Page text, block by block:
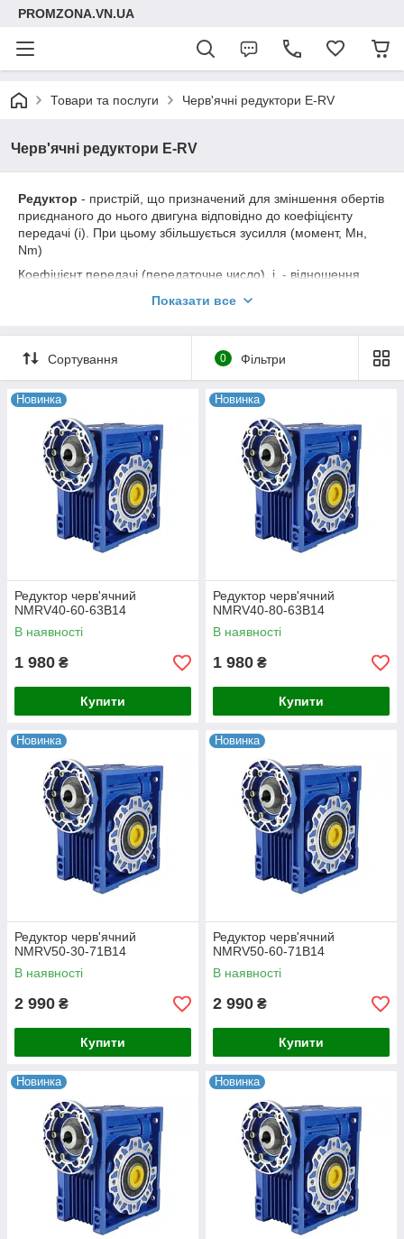
PROMZONA.VN.UA
Товари та послуги Черв'ячні редуктори E-RV
Черв'ячні редуктори E-RV
Редуктор - пристрій, що призначений для зміншення обертів
приєднаного до нього двигуна відповідно до коефіцієнту
передачі (і). При цьому збільшується зусилля (момент, Мн,
Nm)
Коефіцієнт передачі (передаточне число), і, - відношення
може бути змінене без зміни моделі редуктора.
Показати все
Сортування 0 Фільтри
Новинка
Редуктор черв'ячний
NMRV40-60-63B14
В наявності
1 980 ₴
Купити
Новинка
Редуктор черв'ячний
NMRV40-80-63B14
В наявності
1 980 ₴
Купити
Новинка
Редуктор черв'ячний
NMRV50-30-71B14
В наявності
2 990 ₴
Купити
Новинка
Редуктор черв'ячний
NMRV50-60-71B14
В наявності
2 990 ₴
Купити
Новинка Новинка